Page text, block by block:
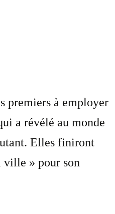
premiers à employer
a révélé au monde
Elles finiront
ville » pour son